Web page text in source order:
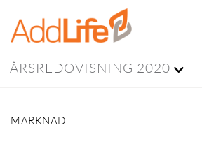
ÅRSREDOVISNING 2020
MARKNAD